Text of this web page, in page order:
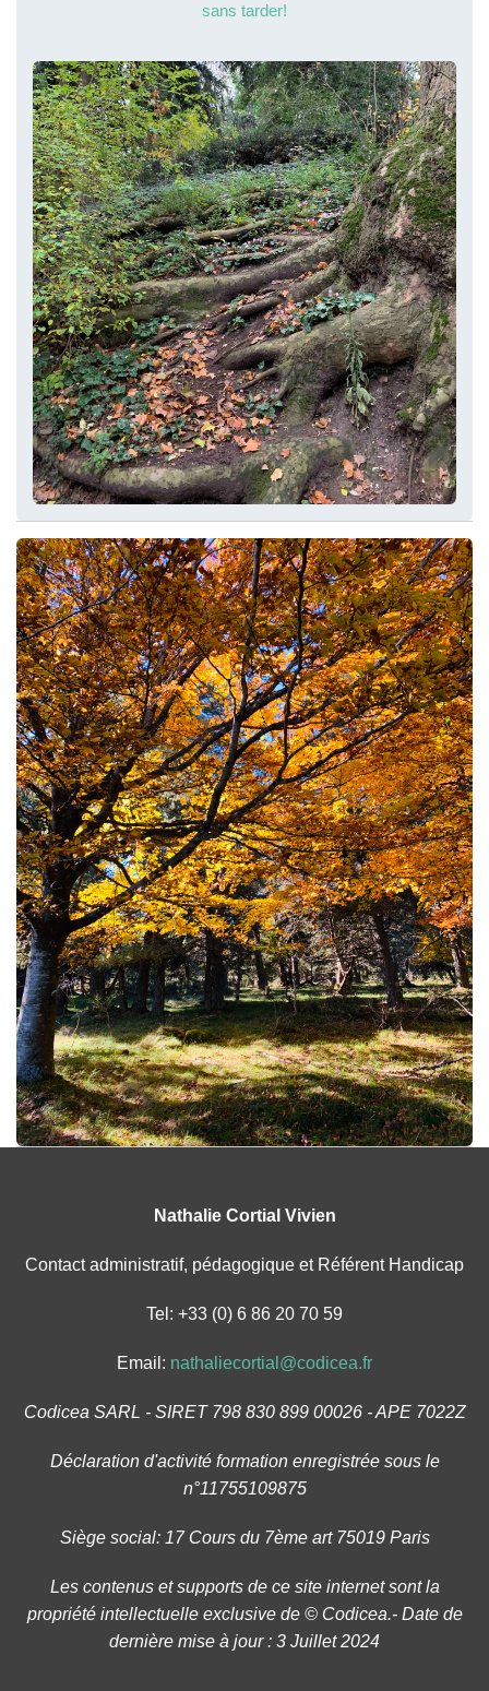
sans tarder!
Nathalie Cortial Vivien
Contact administratif, pédagogique et Référent Handicap
Tel: +33 (0) 6 86 20 70 59
Email: nathaliecortial@codicea.fr
Codicea SARL - SIRET 798 830 899 00026 - APE 7022Z
Déclaration d'activité formation enregistrée sous le
n°11755109875
Siège social: 17 Cours du 7ème art 75019 Paris
Les contenus et supports de ce site internet sont la
propriété intellectuelle exclusive de © Codicea.- Date de
dernière mise à jour : 3 Juillet 2024